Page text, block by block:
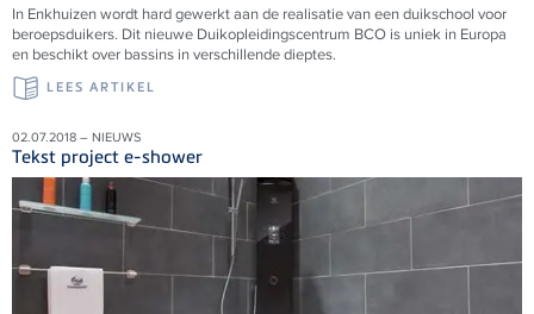
In Enkhuizen wordt hard gewerkt aan de realisatie van een duikschool voor
beroepsduikers. Dit nieuwe Duikopleidingscentrum BCO is uniek in Europa
en beschikt over bassins in verschillende dieptes.
LEES ARTIKEL
02.07.2018 – NIEUWS
Tekst project e-shower